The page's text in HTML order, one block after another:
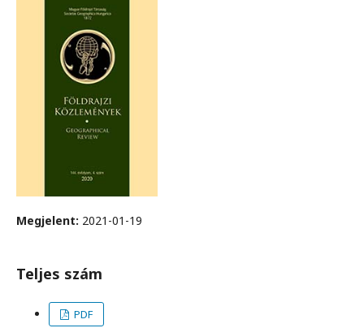
Megjelent: 2021-01-19
Teljes szám
PDF